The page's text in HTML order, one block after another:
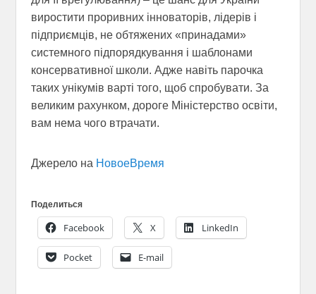
виростити проривних інноваторів, лідерів і
підприємців, не обтяжених «принадами»
системного підпорядкування і шаблонами
консервативної школи. Адже навіть парочка
таких унікумів варті того, щоб спробувати. За
великим рахунком, дороге Міністерство освіти,
вам нема чого втрачати.
Джерело на НовоеВремя
Поделиться
Facebook
X LinkedIn
Pocket E-mail